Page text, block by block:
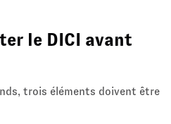
le DICI avant
trois éléments doivent être